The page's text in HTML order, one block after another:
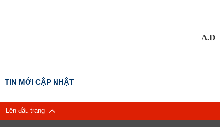
A.D
TIN MỚI CẬP NHẬT
Lên đầu trang